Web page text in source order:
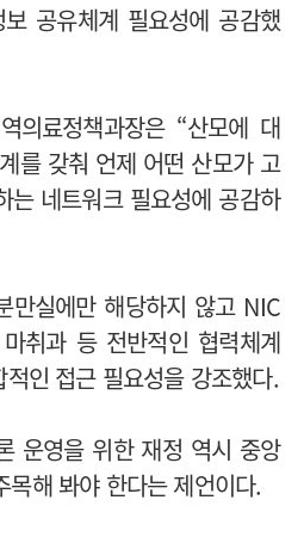
공유체계 필요성에 공감했
의료정책과장은 “산모에 대
를 갖춰 언제 어떤 산모가 고
는 네트워크 필요성에 공감하
만실에만 해당하지 않고 NIC
취과 등 전반적인 협력체계
인 접근 필요성을 강조했다.
운영을 위한 재정 역시 중앙
목해 봐야 한다는 제언이다.